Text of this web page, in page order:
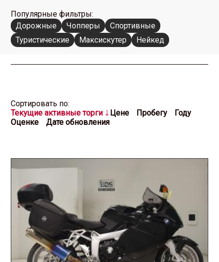
Популярные фильтры:
Дорожные
Чопперы
Спортивные
Туристические
Максискутер Нейкед
Cортировать по:
Текущие активные торги
Цене Пробегу
Году
Оценке
Дате обновления